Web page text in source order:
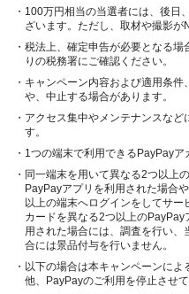
・100万円相当の当選者には、後日
ざいます。ただし、取材や撮影が
・税法上、確定申告が必要となる
りの税務署にご確認ください。
・キャンペーン内容および適用条
や、中止する場合があります。
・アクセス集中やメンテナンスな
す。
・1つの端末で利用できるPayPayア
・同一端末を用いて異なる2つ以上
PayPayアプリを利用された場合
以上の端末へログインをしてサー
カードを異なる2つ以上の
用された場合には、調査を行い
合には景品付与を行いません。
・以下の場合は本キャンペーンに
他、PayPayのご利用を停止させ